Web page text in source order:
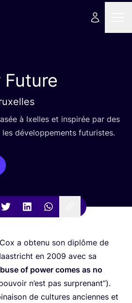
Future
à Ixelles et ins­pi­rée par des
déve­lop­pe­ments futuristes.
a obte­nu son diplôme de
en 2009 avec sa
of power comes as no
n’est pas sur­pre­nant”).
de cultures anciennes et